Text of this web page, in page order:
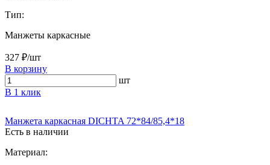
Тип:
Манжеты каркасные
327 ₽/шт
В корзину
шт
В 1 клик
Манжета каркасная DICHTA 72*84/85,4*18
Есть в наличии
Материал: